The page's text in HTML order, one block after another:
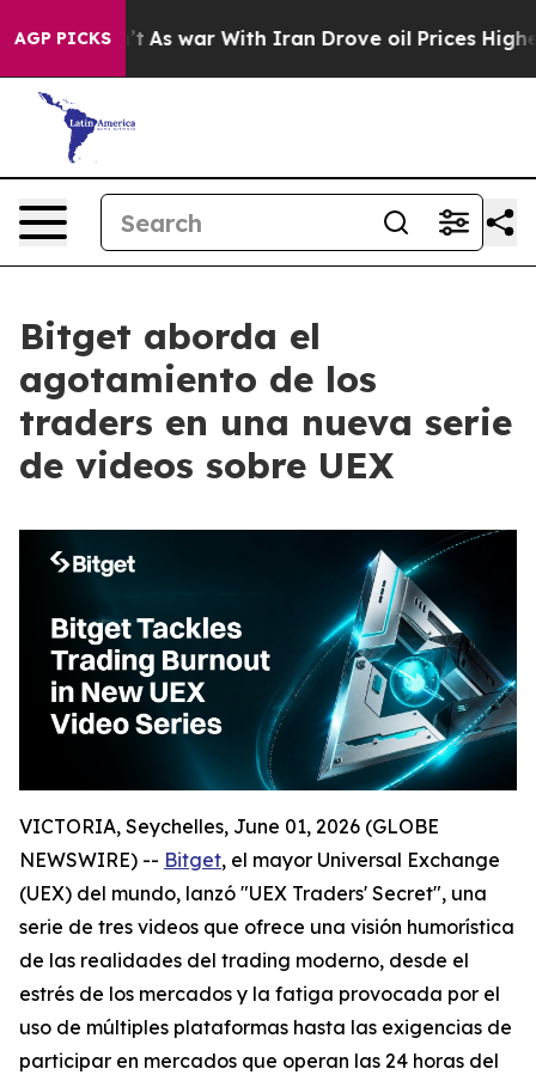
AGP PICKS
Didn’t As war With Iran Drove oil Prices Higher,
Bitget aborda el
agotamiento de los
traders en una nueva serie
de videos sobre UEX
VICTORIA, Seychelles, June 01, 2026 (GLOBE
NEWSWIRE) -- Bitget, el mayor Universal Exchange
(UEX) del mundo, lanzó "UEX Traders' Secret", una
serie de tres videos que ofrece una visión humorística
de las realidades del trading moderno, desde el
estrés de los mercados y la fatiga provocada por el
uso de múltiples plataformas hasta las exigencias de
participar en mercados que operan las 24 horas del